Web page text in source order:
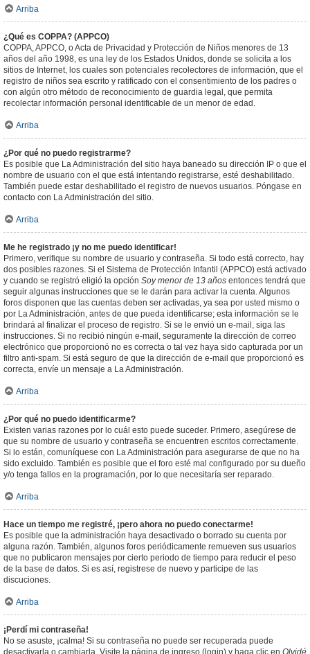
Arriba
¿Qué es COPPA? (APPCO)
COPPA, APPCO, o Acta de Privacidad y Protección de Niños menores de 13
años del año 1998, es una ley de los Estados Unidos, donde se solicita a los
sitios de Internet, los cuales son potenciales recolectores de información, que el
registro de niños sea escrito y ratificado con el consentimiento de los padres o
con algún otro método de reconocimiento de guardia legal, que permita
recolectar información personal identificable de un menor de edad.
Arriba
¿Por qué no puedo registrarme?
Es posible que La Administración del sitio haya baneado su dirección IP o que el
nombre de usuario con el que está intentando registrarse, esté deshabilitado.
También puede estar deshabilitado el registro de nuevos usuarios. Póngase en
contacto con La Administración del sitio.
Arriba
Me he registrado ¡y no me puedo identificar!
Primero, verifique su nombre de usuario y contraseña. Si todo está correcto, hay
dos posibles razones. Si el Sistema de Protección Infantil (APPCO) está activado
y cuando se registró eligió la opción Soy menor de 13 años entonces tendrá que
seguir algunas instrucciones que se le darán para activar la cuenta. Algunos
foros disponen que las cuentas deben ser activadas, ya sea por usted mismo o
por La Administración, antes de que pueda identificarse; esta información se le
brindará al finalizar el proceso de registro. Si se le envió un e-mail, siga las
instrucciones. Si no recibió ningún e-mail, seguramente la dirección de correo
electrónico que proporcionó no es correcta o tal vez haya sido capturada por un
filtro anti-spam. Si está seguro de que la dirección de e-mail que proporcionó es
correcta, envíe un mensaje a La Administración.
Arriba
¿Por qué no puedo identificarme?
Existen varias razones por lo cuál esto puede suceder. Primero, asegúrese de
que su nombre de usuario y contraseña se encuentren escritos correctamente.
Si lo están, comuníquese con La Administración para asegurarse de que no ha
sido excluido. También es posible que el foro esté mal configurado por su dueño
y/o tenga fallos en la programación, por lo que necesitaría ser reparado.
Arriba
Hace un tiempo me registré, ¡pero ahora no puedo conectarme!
Es posible que la administración haya desactivado o borrado su cuenta por
alguna razón. También, algunos foros periódicamente remueven sus usuarios
que no publicaron mensajes por cierto periodo de tiempo para reducir el peso
de la base de datos. Si es así, registrese de nuevo y participe de las
discuciones.
Arriba
¡Perdí mi contraseña!
No se asuste, ¡calma! Si su contraseña no puede ser recuperada puede
desactivarla o cambiarla. Visite la página de ingreso (login) y haga clic en Olvidé